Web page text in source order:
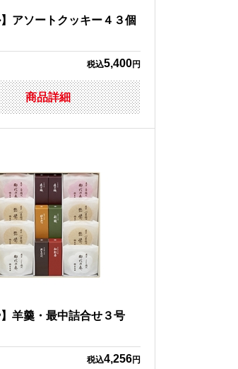
】アソートクッキー４３個
税込5,400円
商品詳細
】羊羹・最中詰合せ３号
税込4,256円